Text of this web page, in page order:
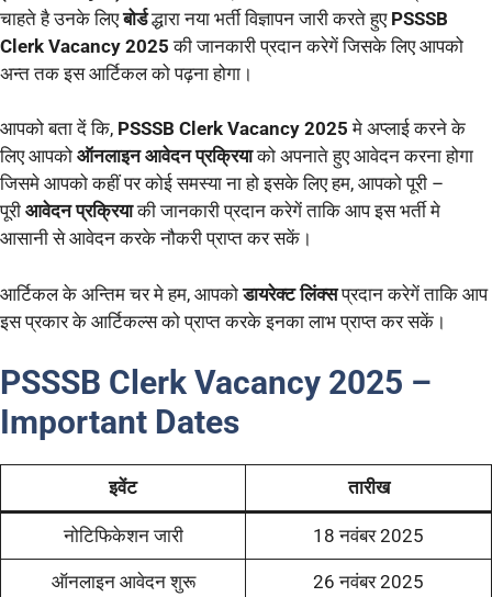
चाहते है उनके लिएबोर्डद्धारा नया भर्ती विज्ञापन जारी करते हुए PSSSB
Clerk Vacancy 2025की जानकारी प्रदान करेगें जिसके लिए आपको
अन्त तक इस आर्टिकल को पढ़ना होगा।
आपको बता दें कि, PSSSB Clerk Vacancy 2025मे अप्लाई करने के
लिए आपको ऑनलाइन आवेदन प्रक्रियाको अपनाते हुए आवेदन करना होगा
जिसमे आपको कहीं पर कोई समस्या ना हो इसके लिए हम, आपको पूरी –
पूरी आवेदन प्रक्रियाकी जानकारी प्रदान करेगें ताकि आप इस भर्ती मे
आसानी से आवेदन करके नौकरी प्राप्त कर सकें।
आर्टिकल के अन्तिम चर मे हम, आपकोडायरेक्ट लिंक्सप्रदान करेगें ताकि आप
इस प्रकार के आर्टिकल्स को प्राप्त करके इनका लाभ प्राप्त कर सकें।
PSSSB Clerk Vacancy 2025 –
Important Dates
इवेंट तारीख
नोटिफिकेशन जारी 18 नवंबर 2025
ऑनलाइन आवेदन शुरू 26 नवंबर 2025